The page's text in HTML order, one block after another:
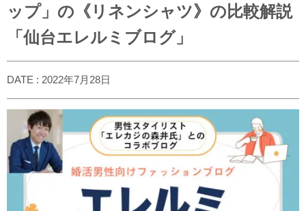
ップ」の《リネンシャツ》の比較解説
「仙台エレルミブログ」
DATE : 2022年7月28日